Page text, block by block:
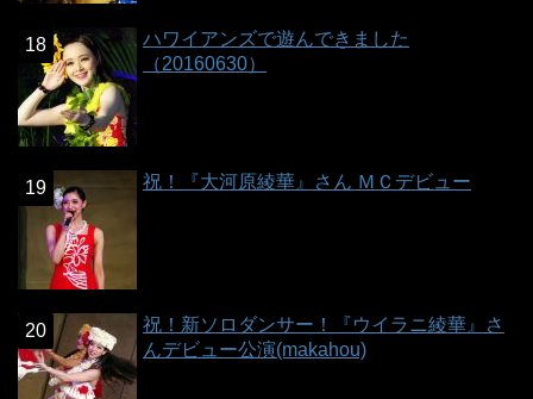
ハワイアンズで遊んできました
（20160630）
祝！『大河原綾華』さん ＭＣデビュー
祝！新ソロダンサー！『ウイラニ綾華』さ
んデビュー公演(makahou)